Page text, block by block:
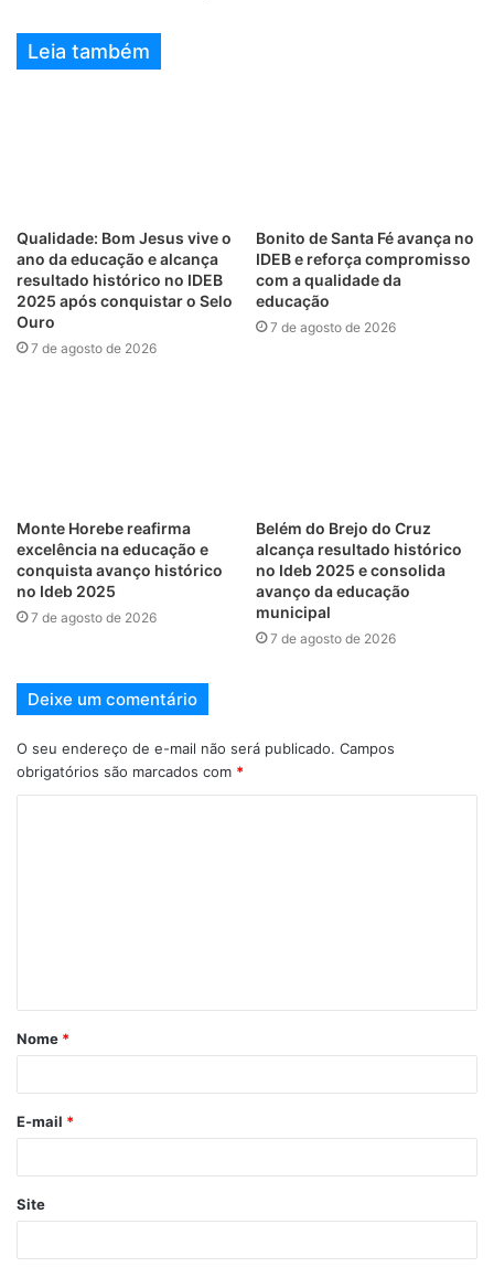
Leia também
Qualidade: Bom Jesus vive o
ano da educação e alcança
resultado histórico no IDEB
2025 após conquistar o Selo
Ouro
7 de agosto de 2026
Bonito de Santa Fé avança no
IDEB e reforça compromisso
com a qualidade da
educação
7 de agosto de 2026
Monte Horebe reafirma
excelência na educação e
conquista avanço histórico
no Ideb 2025
7 de agosto de 2026
Belém do Brejo do Cruz
alcança resultado histórico
no Ideb 2025 e consolida
avanço da educação
municipal
7 de agosto de 2026
Deixe um comentário
O seu endereço de e-mail não será publicado. Campos
obrigatórios são marcados com *
Nome *
E-mail *
Site